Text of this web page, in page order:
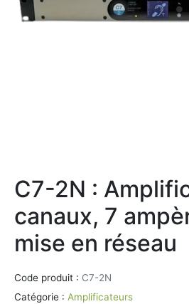
C7-2N :
canaux, 7
mise en réseau
Code produit : C7-2N
Catégorie : Amplificateurs